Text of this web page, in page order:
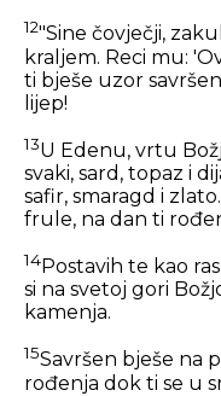
12"Sine čovječji,
kraljem. Reci mu:
ti bješe uzor
lijep!
13U Edenu, vrtu
svaki, sard, topaz i
safir, smaragd i
frule, na dan ti
14Postavih te kao
si na svetoj gori
kamenja.
15Savršen bješe na
rođenja dok ti se u